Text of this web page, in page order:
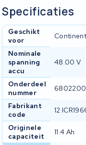
Specificaties
Geschikt
voor
Nominale
spanning
accu
48.00 V
Onderdeel
nummer
Fabrikant
code
12
Originele
capaciteit
11.4 Ah